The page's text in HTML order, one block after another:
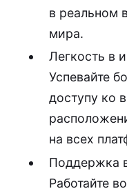
в реальном
мира.
Легкость в
Успевайте
доступу ко
на всех
Поддержка
Работайте